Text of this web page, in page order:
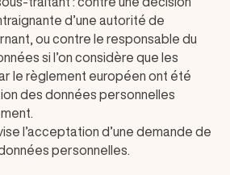
d’une autorité de
ou contre le responsable du
si l’on considère que les
le règlement européen ont été
des données personnelles
l’acceptation d’une demande de
personnelles.